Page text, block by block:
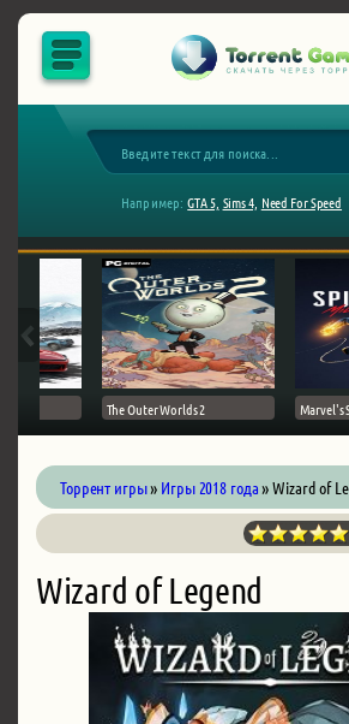
Например: GTA 5, Sims 4, Need For Speed
The Outer Worlds 2 Marvel's
Торрент игры» Игры 2018 года» Wizard of
Wizard of Legend